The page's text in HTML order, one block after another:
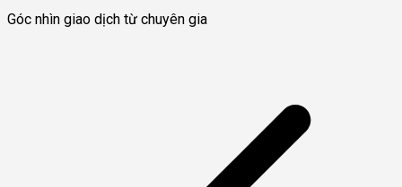
Góc nhìn giao dịch từ chuyên gia